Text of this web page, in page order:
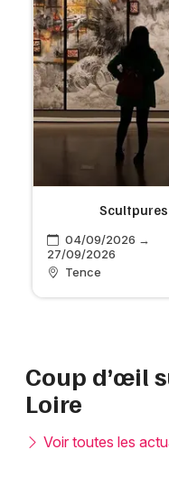
Scultpures
04/09/2026 →
27/09/2026
Tence
Coup d’œil
Loire
Voir toutes les